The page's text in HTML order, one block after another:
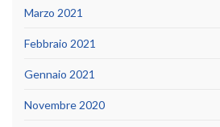
Marzo 2021
Febbraio 2021
Gennaio 2021
Novembre 2020